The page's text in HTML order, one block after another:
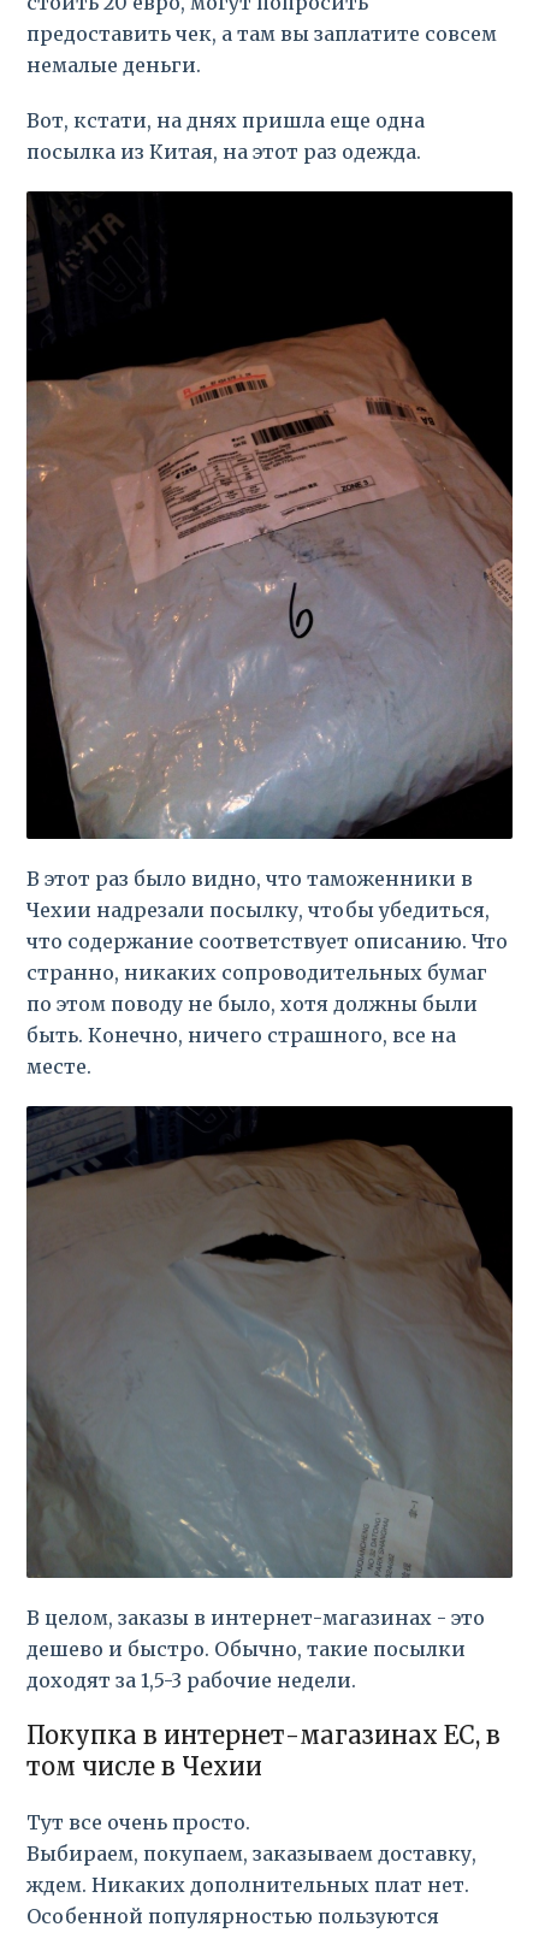
предоставить чек, а там вы заплатите совсем
немалые деньги.
Вот, кстати, на днях пришла еще одна
посылка из Китая, на этот раз одежда.
В этот раз было видно, что таможенники в
Чехии надрезали посылку, чтобы убедиться,
что содержание соответствует описанию. Что
странно, никаких сопроводительных бумаг
по этом поводу не было, хотя должны были
быть. Конечно, ничего страшного, все на
месте.
В целом, заказы в интернет-магазинах - это
дешево и быстро. Обычно, такие посылки
доходят за 1,5-3 рабочие недели.
Покупка в интернет-магазинах ЕС, в
том числе в Чехии
Тут все очень просто.
Выбираем, покупаем, заказываем доставку,
ждем. Никаких дополнительных плат нет.
Особенной популярностью пользуются